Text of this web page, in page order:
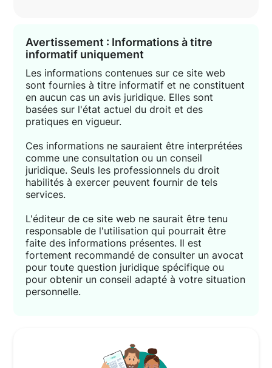
Avertissement : Informations à titre
informatif uniquement
Les informations contenues sur ce site web
sont fournies à titre informatif et ne constituent
en aucun cas un avis juridique. Elles sont
basées sur l'état actuel du droit et des
pratiques en vigueur.
Ces informations ne sauraient être interprétées
comme une consultation ou un conseil
juridique. Seuls les professionnels du droit
habilités à exercer peuvent fournir de tels
services.
L'éditeur de ce site web ne saurait être tenu
responsable de l'utilisation qui pourrait être
faite des informations présentes. Il est
fortement recommandé de consulter un avocat
pour toute question juridique spécifique ou
pour obtenir un conseil adapté à votre situation
personnelle.